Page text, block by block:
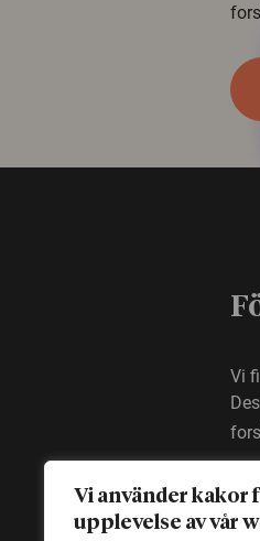
Vi använder kakor
upplevelse av vår
Vi